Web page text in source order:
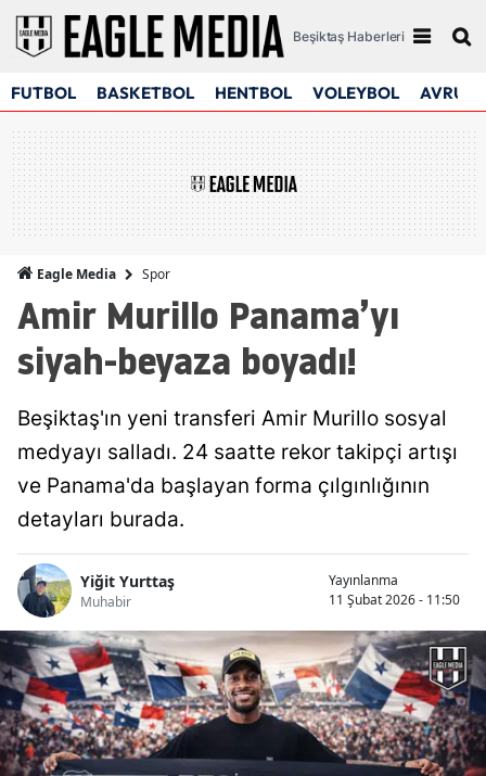
Beşiktaş Haberleri
FUTBOL BASKETBOL HENTBOL VOLEYBOL
Eagle Media Spor
Amir Murillo Panama’yı
siyah-beyaza boyadı!
Beşiktaş'ın yeni transferi Amir Murillo sosyal
medyayı salladı. 24 saatte rekor takipçi artışı
ve Panama'da başlayan forma çılgınlığının
detayları burada.
Yiğit Yurttaş
Muhabir
Yayınlanma
11 Şubat 2026 - 11:50